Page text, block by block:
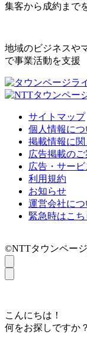
集客から成約まで
地域のビジネスや
で事業活動を支援
サイトマップ
個人情報につ
掲載情報に関
広告掲載のご
広告・サー
利用規約
お知らせ
運営会社につ
緊急時はこち
©NTTタウンページ
こんにちは！
何をお探しですか？